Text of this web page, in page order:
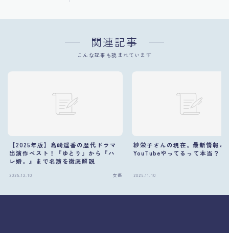
関連記事
こんな記事も読まれています
【2025年版】島崎遥香の歴代ドラマ
出演作ベスト！『ゆとり』から『ハ
レ婚。』まで名演を徹底解説
2025.12.10 女優
紗栄子さんの現在。最新情報と
YouTubeやってるって本当？
2025.11.10